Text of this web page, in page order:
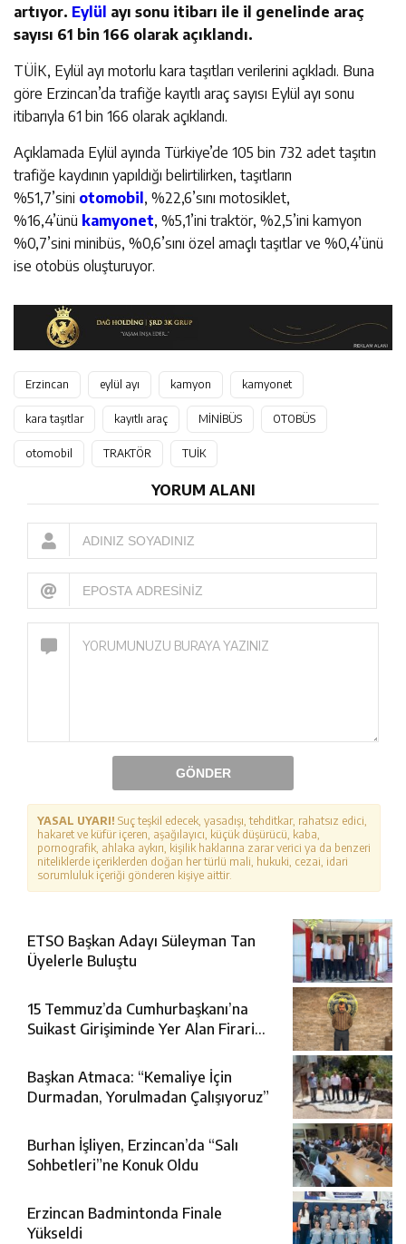
artıyor. Eylül ayı sonu itibarı ile il genelinde araç
sayısı 61 bin 166 olarak açıklandı.
TÜİK, Eylül ayı motorlu kara taşıtları verilerini açıkladı. Buna
göre Erzincan’da trafiğe kayıtlı araç sayısı Eylül ayı sonu
itibarıyla 61 bin 166 olarak açıklandı.
Açıklamada Eylül ayında Türkiye’de 105 bin 732 adet taşıtın
trafiğe kaydının yapıldığı belirtilirken, taşıtların
%51,7’sini otomobil, %22,6’sını motosiklet,
%16,4’ünü kamyonet, %5,1’ini traktör, %2,5’ini kamyon
%0,7’sini minibüs, %0,6’sını özel amaçlı taşıtlar ve %0,4’ünü
ise otobüs oluşturuyor.
Erzincan eylül ayı kamyon kamyonet
kara taşıtlar kayıtlı araç MİNİBÜS OTOBÜS
otomobil TRAKTÖR TUİK
YORUM ALANI
GÖNDER
YASAL UYARI! Suç teşkil edecek, yasadışı, tehditkar, rahatsız edici,
hakaret ve küfür içeren, aşağılayıcı, küçük düşürücü, kaba,
pornografik, ahlaka aykırı, kişilik haklarına zarar verici ya da benzeri
niteliklerde içeriklerden doğan her türlü mali, hukuki, cezai, idari
sorumluluk içeriği gönderen kişiye aittir.
ETSO Başkan Adayı Süleyman Tan
Üyelerle Buluştu
15 Temmuz’da Cumhurbaşkanı’na
Suikast Girişiminde Yer Alan Firari
Başkan Atmaca: “Kemaliye İçin
Durmadan, Yorulmadan Çalışıyoruz”
Burhan İşliyen, Erzincan’da “Salı
Sohbetleri”ne Konuk Oldu
Erzincan Badmintonda Finale
Yükseldi